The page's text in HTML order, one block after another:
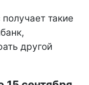
такие
другой